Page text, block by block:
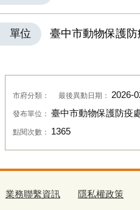
單位 臺中市動物保護防
市府分類： 最後異動日期： 2026-
發布單位： 臺中市動物保護防疫
點閱次數： 1365
業務聯繫資訊 隱私權政策